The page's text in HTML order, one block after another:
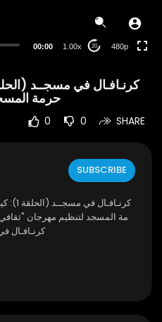
00:00 1.00x 20 480p
حرمة
0 0 SHARE
SUBSCRIBE
مة المسجد لتنظيم مهرجان
⁣كرنـافـال
جد لتنظيم مهرجان "ثقافي" بأكمله